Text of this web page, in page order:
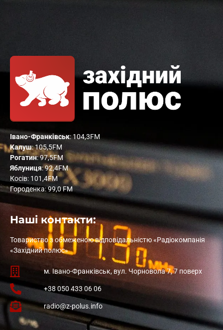
Івано-Франківськ: 104,3FM
Калуш: 105,5FM
Рогатин: 97,5FM
Яблуниця: 92,4FM
Косів: 101,4FM
Городенка: 99,0 FM
Наші контакти:
Товариство з обмеженою відповідальністю «Радіокомпанія
«Західний полюс»
м. Івано-Франківськ, вул. Чорновола 7, 7 поверх
+38 050 433 06 06
radio@z-polus.info